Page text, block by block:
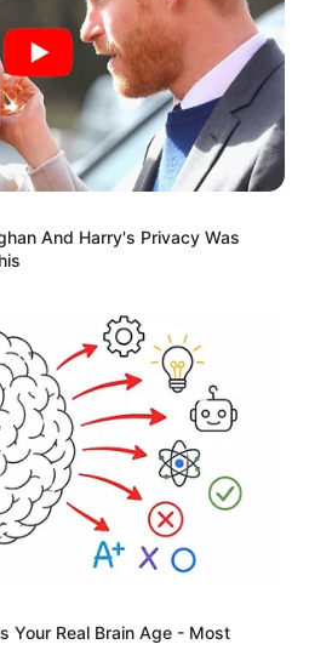
And Harry's Privacy Was
Your Real Brain Age - Most